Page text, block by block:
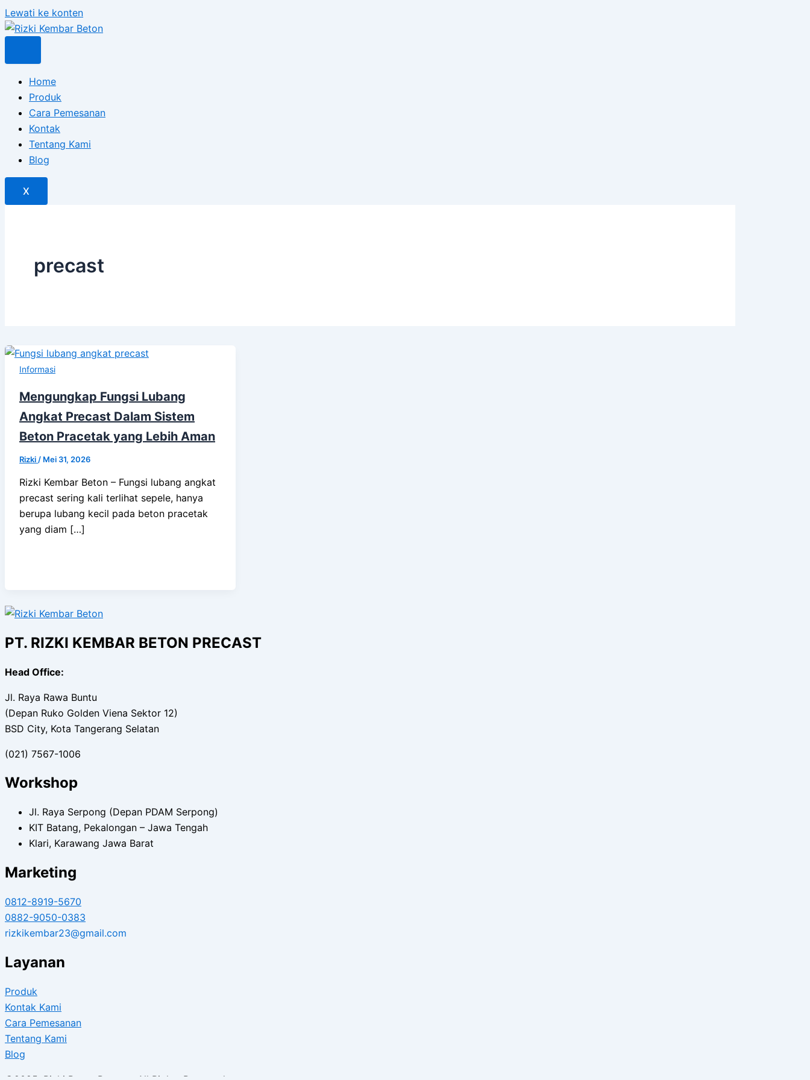
Lewati ke konten
Home
Produk
Cara Pemesanan
Kontak
Tentang Kami
Blog
X
precast
Informasi
Mengungkap Fungsi Lubang
Angkat Precast Dalam Sistem
Beton Pracetak yang Lebih Aman
Rizki / Mei 31, 2026
Rizki Kembar Beton – Fungsi lubang angkat
precast sering kali terlihat sepele, hanya
berupa lubang kecil pada beton pracetak
yang diam […]
PT. RIZKI KEMBAR BETON PRECAST
Head Office:
Jl. Raya Rawa Buntu
(Depan Ruko Golden Viena Sektor 12)
BSD City, Kota Tangerang Selatan
(021) 7567-1006
Workshop
Jl. Raya Serpong (Depan PDAM Serpong)
KIT Batang, Pekalongan – Jawa Tengah
Klari, Karawang Jawa Barat
Marketing
0812-8919-5670
0882-9050-0383
rizkikembar23@gmail.com
Layanan
Produk
Kontak Kami
Cara Pemesanan
Tentang Kami
Blog